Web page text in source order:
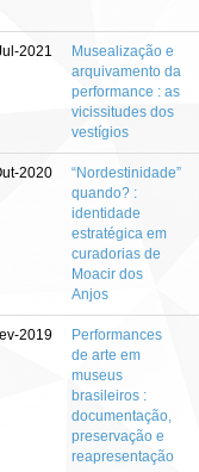
2021
Musealização e
arquivamento da
performance : as
vicissitudes dos
vestígios
2020
“Nordestinidade”
quando? :
identidade
estratégica em
curadorias de
Moacir dos
Anjos
2019
Performances
de arte em
museus
brasileiros :
documentação,
preservação e
reapresentação